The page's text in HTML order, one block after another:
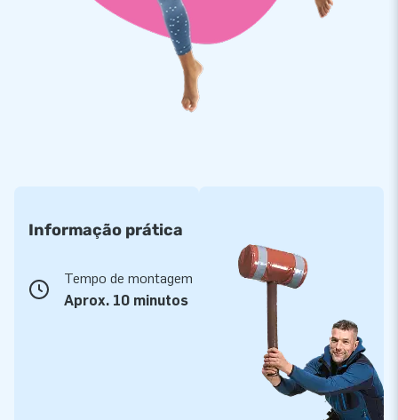
Informação prática
Tempo de montagem
Aprox. 10 minutos